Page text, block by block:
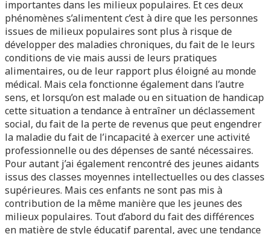
importantes dans les milieux populaires. Et ces deux
phénomènes s’alimentent c’est à dire que les personnes
issues de milieux populaires sont plus à risque de
développer des maladies chroniques, du fait de le leurs
conditions de vie mais aussi de leurs pratiques
alimentaires, ou de leur rapport plus éloigné au monde
médical. Mais cela fonctionne également dans l’autre
sens, et lorsqu’on est malade ou en situation de handicap
cette situation a tendance à entraîner un déclassement
social, du fait de la perte de revenus que peut engendrer
la maladie du fait de l’incapacité à exercer une activité
professionnelle ou des dépenses de santé nécessaires.
Pour autant j’ai également rencontré des jeunes aidants
issus des classes moyennes intellectuelles ou des classes
supérieures. Mais ces enfants ne sont pas mis à
contribution de la même manière que les jeunes des
milieux populaires. Tout d’abord du fait des différences
en matière de style éducatif parental, avec une tendance